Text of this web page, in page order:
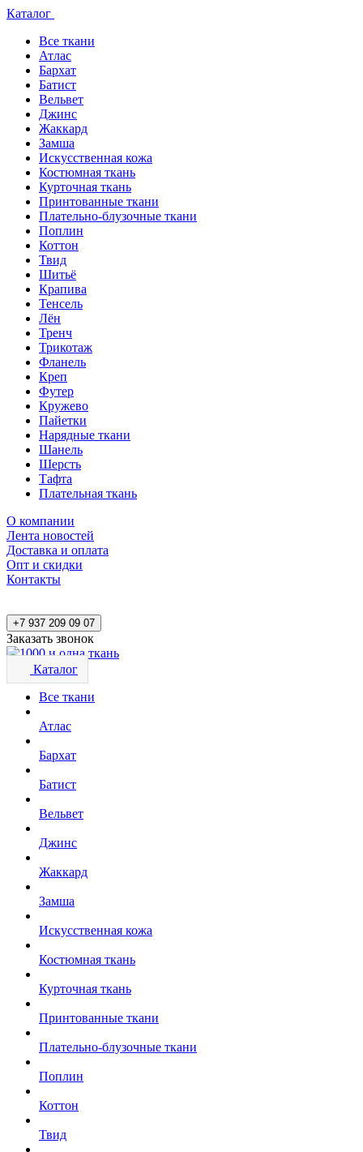
Каталог
Все ткани
Атлас
Бархат
Батист
Вельвет
Джинс
Жаккард
Замша
Искусственная кожа
Костюмная ткань
Курточная ткань
Принтованные ткани
Плательно-блузочные ткани
Поплин
Коттон
Твид
Шитьё
Крапива
Тенсель
Лён
Тренч
Трикотаж
Фланель
Креп
Футер
Кружево
Пайетки
Нарядные ткани
Шанель
Шерсть
Тафта
Плательная ткань
О компании
Лента новостей
Доставка и оплата
Опт и скидки
Контакты
+7 937 209 09 07
Заказать звонок
Каталог
Все ткани
Атлас
Бархат
Батист
Вельвет
Джинс
Жаккард
Замша
Искусственная кожа
Костюмная ткань
Курточная ткань
Принтованные ткани
Плательно-блузочные ткани
Поплин
Коттон
Твид